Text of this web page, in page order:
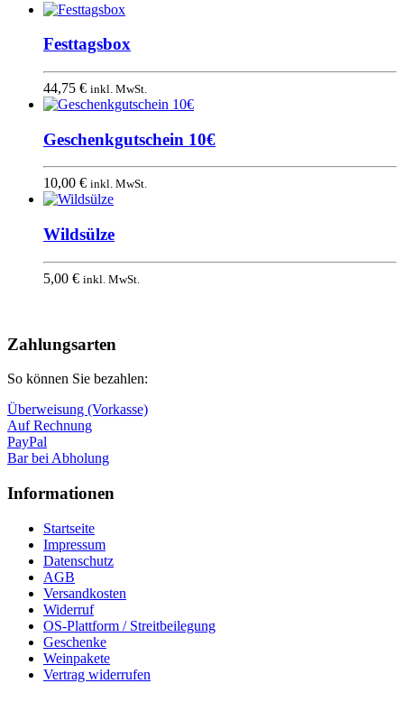
Festtagsbox
44,75 € inkl. MwSt.
Geschenkgutschein 10€
10,00 € inkl. MwSt.
Wildsülze
5,00 € inkl. MwSt.
oben
Zahlungsarten
So können Sie bezahlen:
Überweisung (Vorkasse)
Auf Rechnung
PayPal
Bar bei Abholung
Informationen
Startseite
Impressum
Datenschutz
AGB
Versandkosten
Widerruf
OS-Plattform / Streitbeilegung
Geschenke
Weinpakete
Vertrag widerrufen